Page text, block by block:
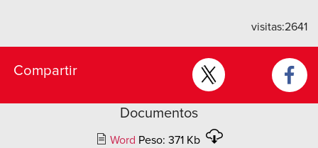
visitas:2641
Compartir
Documentos
Word Peso: 371 Kb